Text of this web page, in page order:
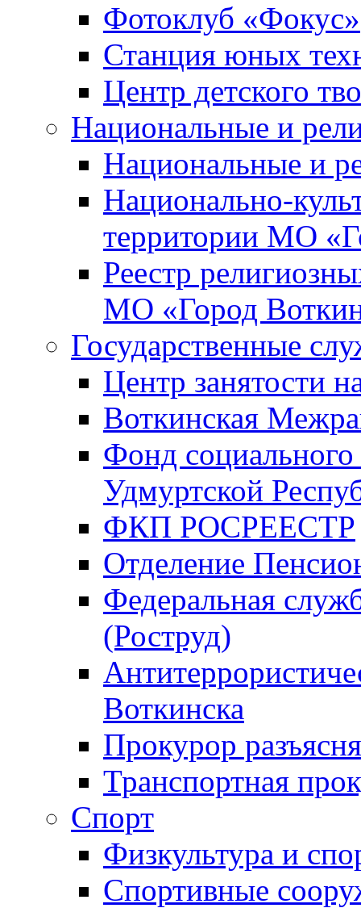
Фотоклуб «Фокус»
Станция юных
Центр детского
Национальные и
Национальные и
Национально-
территории МО
Реестр
МО «Город
Государственные
Центр занятости
Воткинская
Фонд
Удмуртской
ФКП РОСРЕЕСТР
Отделение
Федеральная
(Роструд)
Воткинска
Прокурор
Транспортная
Спорт
Физкультура и
Спортивные